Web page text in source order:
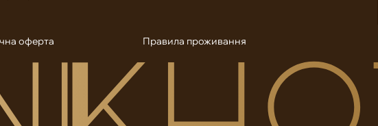
оферта Правила проживання